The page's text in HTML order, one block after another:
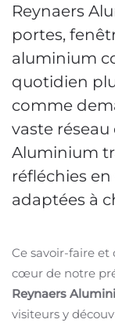
Reynaers
portes,
aluminium
quotidien
comme
vaste réseau
Aluminium
réfléchies
adaptées à
Ce savoir-faire
cœur de notre
Reynaers
visiteurs y